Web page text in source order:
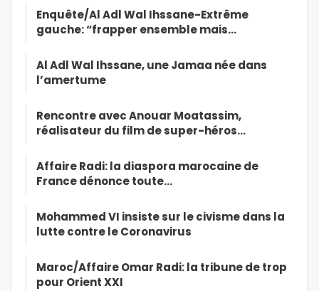
Enquête/Al Adl Wal Ihssane-Extrême
gauche: “frapper ensemble mais…
Al Adl Wal Ihssane, une Jamaa née dans
l’amertume
Rencontre avec Anouar Moatassim,
réalisateur du film de super-héros…
Affaire Radi: la diaspora marocaine de
France dénonce toute…
Mohammed VI insiste sur le civisme dans la
lutte contre le Coronavirus
Maroc/Affaire Omar Radi: la tribune de trop
pour Orient XXI